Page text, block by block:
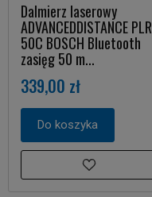
Dalmierz laserowy
ADVANCEDDISTANCE PLR
50C BOSCH Bluetooth
zasięg 50 m...
339,00 zł
Do koszyka